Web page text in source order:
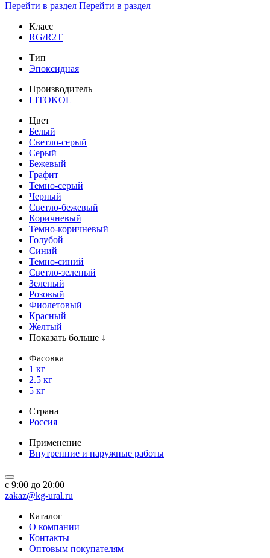
Перейти в раздел Перейти в раздел
Класс
RG/R2T
Тип
Эпоксидная
Производитель
LITOKOL
Цвет
Белый
Светло-серый
Серый
Бежевый
Графит
Темно-серый
Черный
Светло-бежевый
Коричневый
Темно-коричневый
Голубой
Синий
Темно-синий
Светло-зеленый
Зеленый
Розовый
Фиолетовый
Красный
Желтый
Показать больше ↓
Фасовка
1 кг
2.5 кг
5 кг
Страна
Россия
Применение
Внутренние и наружные работы
c 9:00 до 20:00
zakaz@kg-ural.ru
Каталог
О компании
Контакты
Оптовым покупателям